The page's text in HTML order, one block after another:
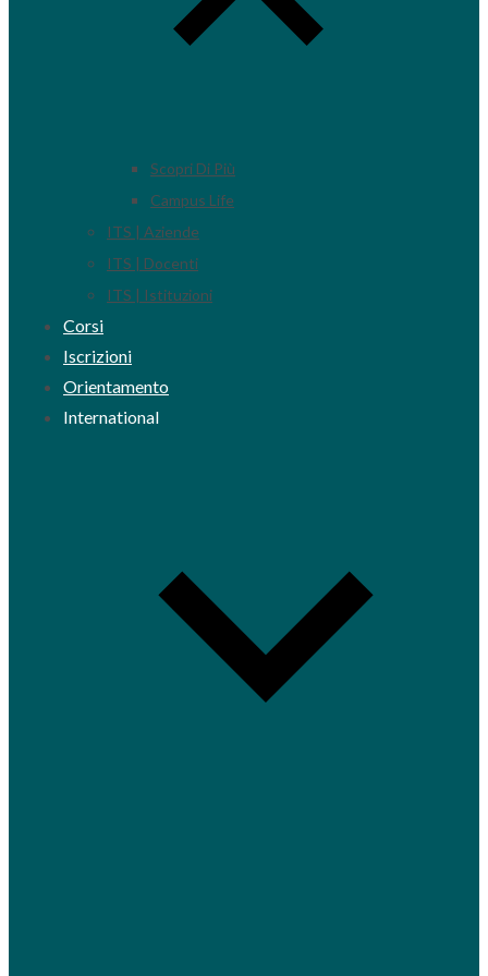
Scopri Di Più
Campus Life
ITS | Aziende
ITS | Docenti
ITS | Istituzioni
Corsi
Iscrizioni
Orientamento
International